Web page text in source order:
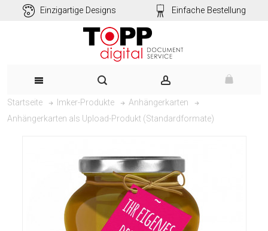
Einzigartige Designs Einfache Bestellung
Startseite Imker-Produkte
Anhängerkarten
Anhängerkarten als Upload-Produkt (Standardformate)